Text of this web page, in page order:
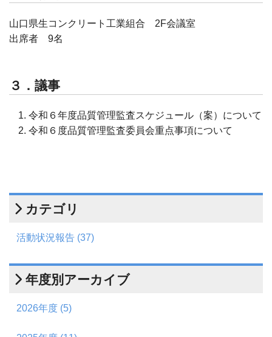
山口県生コンクリート工業組合 2F会議室
出席者 9名
３．議事
令和６年度品質管理監査スケジュール（案）について
令和６度品質管理監査委員会重点事項について
カテゴリ
活動状況報告 (37)
年度別アーカイブ
2026年度 (5)